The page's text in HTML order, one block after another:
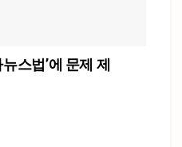
스법’에 문제 제